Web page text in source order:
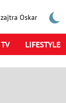
Oskar
LIFESTYLE